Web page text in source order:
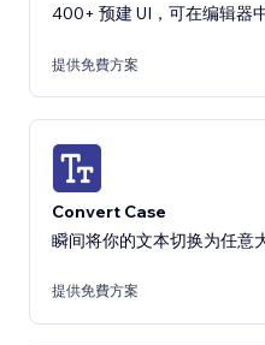
400+ 预建 UI，可在编辑器
提供免費方案
Convert Case
瞬间将你的文本切换为任意
提供免費方案